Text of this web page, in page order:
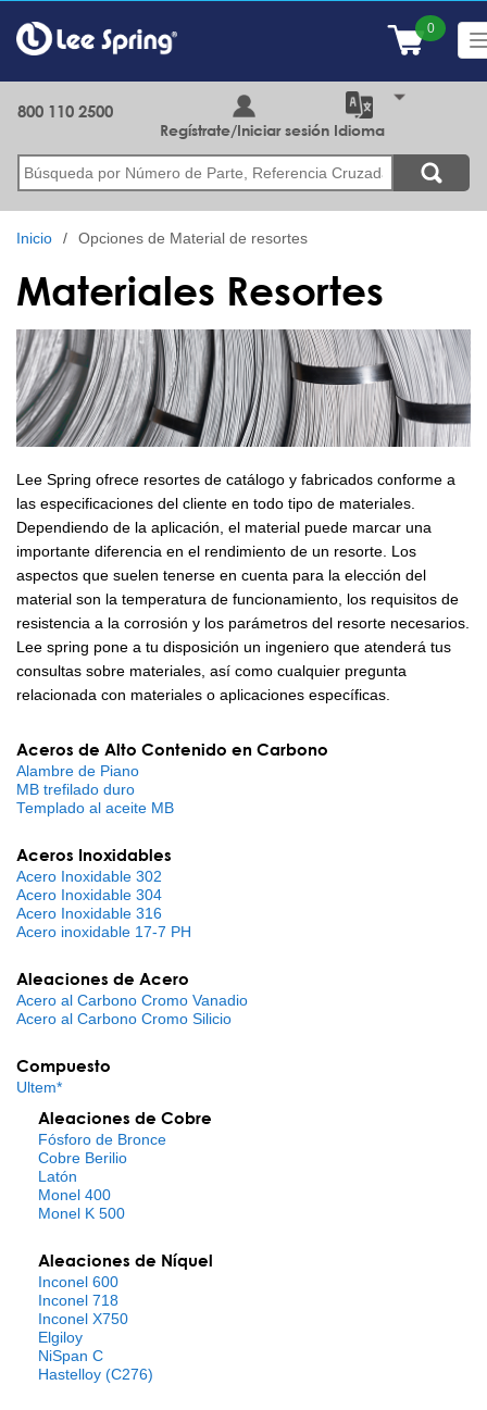
contenido
principal
Buscar
800 110 2500
Regístrate/Iniciar sesiónIdioma
Inicio Opciones de Material de resortes
Materiales Resortes
Lee Spring ofrece resortes de catálogo y fabricados conforme a
las especificaciones del cliente en todo tipo de materiales.
Dependiendo de la aplicación, el material puede marcar una
importante diferencia en el rendimiento de un resorte. Los
aspectos que suelen tenerse en cuenta para la elección del
material son la temperatura de funcionamiento, los requisitos de
resistencia a la corrosión y los parámetros del resorte necesarios.
Lee spring pone a tu disposición un ingeniero que atenderá tus
consultas sobre materiales, así como cualquier pregunta
relacionada con materiales o aplicaciones específicas.
Aceros de Alto Contenido en Carbono
Alambre de Piano
MB trefilado duro
Templado al aceite MB
Aceros Inoxidables
Acero Inoxidable 302
Acero Inoxidable 304
Acero Inoxidable 316
Acero inoxidable 17-7 PH
Aleaciones de Acero
Acero al Carbono Cromo Vanadio
Acero al Carbono Cromo Silicio
Compuesto
Ultem*
Aleaciones de Cobre
Fósforo de Bronce
Cobre Berilio
Latón
Monel 400
Monel K 500
Aleaciones de Níquel
Inconel 600
Inconel 718
Inconel X750
Elgiloy
NiSpan C
Hastelloy (C276)